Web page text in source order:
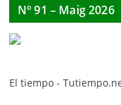
Nº 91 – Maig 2026
El tiempo -